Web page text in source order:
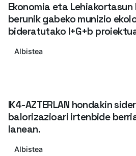
Ekonomia eta
berunik gabeko munizio
bideratutako I+G+b
Albistea
IK4-AZTERLAN hondakin
balorizazioari irtenbide
lanean.
Albistea